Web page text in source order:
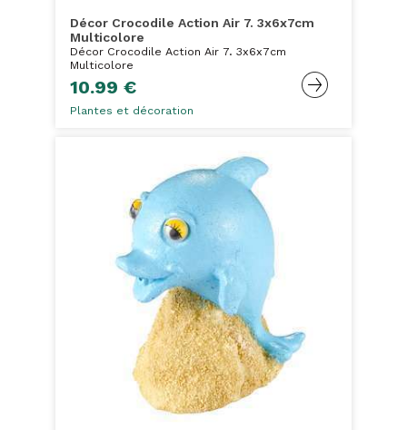
Décor Crocodile Action Air 7. 3x6x7cm
Multicolore
Décor Crocodile Action Air 7. 3x6x7cm
Multicolore
10.99 €
Plantes et décoration